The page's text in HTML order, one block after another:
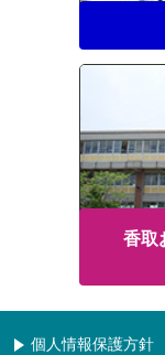
香取
個人情報保護方針